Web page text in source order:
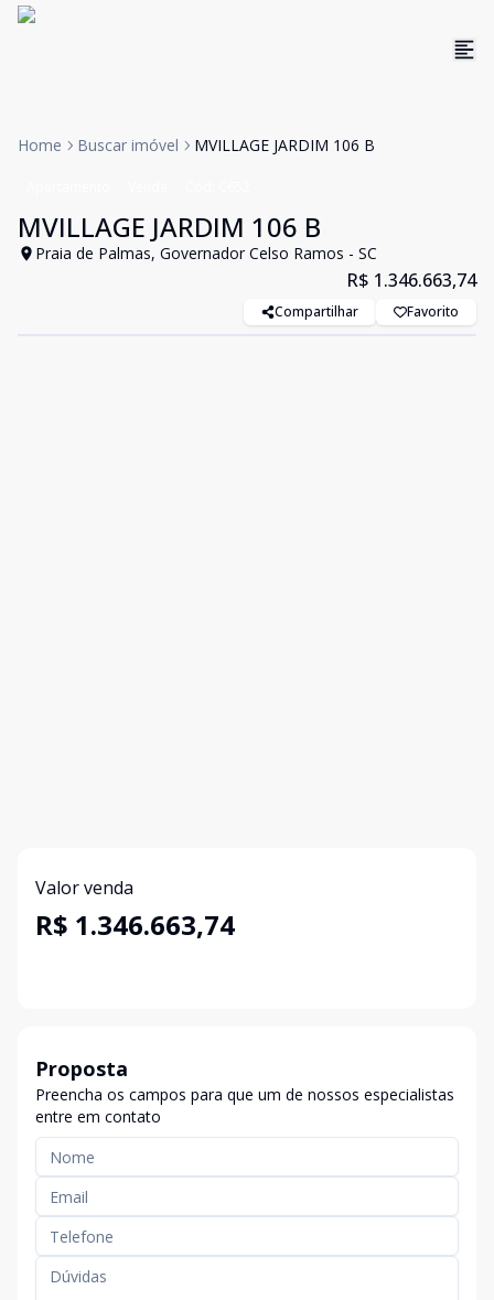
Home Buscar imóvel MVILLAGE JARDIM 106 B
MVILLAGE JARDIM 106 B
Praia de Palmas, Governador Celso Ramos - SC
R$ 1.346.663,74
Compartilhar Favorito
Valor venda
R$ 1.346.663,74
Proposta
Preencha os campos para que um de nossos especialistas
entre em contato